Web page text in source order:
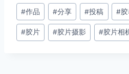
文
章
标
#作品 #分享 #投稿 #
#胶片 #胶片摄影 #胶片相